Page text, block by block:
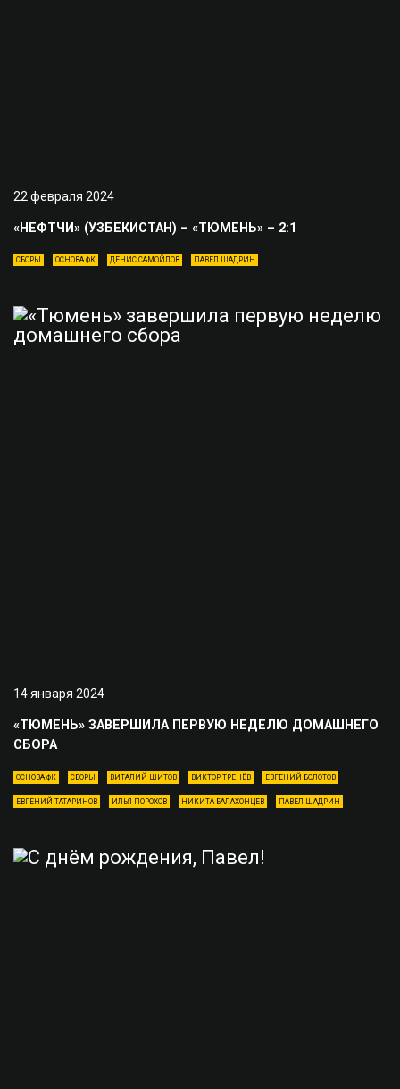
22 февраля 2024
«НЕФТЧИ» (УЗБЕКИСТАН) – «ТЮМЕНЬ» – 2:1
СБОРЫ ОСНОВА ФК ДЕНИС САМОЙЛОВ ПАВЕЛ ШАДРИН
14 января 2024
«ТЮМЕНЬ» ЗАВЕРШИЛА ПЕРВУЮ НЕДЕЛЮ ДОМАШНЕГО
СБОРА
ОСНОВА ФК СБОРЫ ВИТАЛИЙ ШИТОВ ВИКТОР ТРЕНЁВ ЕВГЕНИЙ БОЛОТОВ
ЕВГЕНИЙ ТАТАРИНОВ ИЛЬЯ ПОРОХОВ НИКИТА БАЛАХОНЦЕВ ПАВЕЛ ШАДРИН